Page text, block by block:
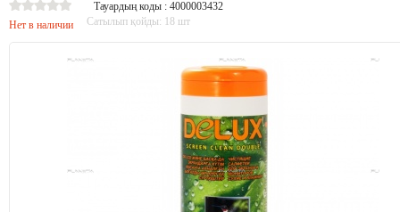
Тауардың коды : 4000003432
Нет в наличии
Сатылып қойды: 18 шт